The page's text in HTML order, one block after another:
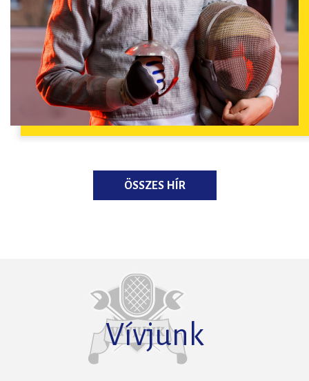
ÖSSZES HÍR
Vívjunk